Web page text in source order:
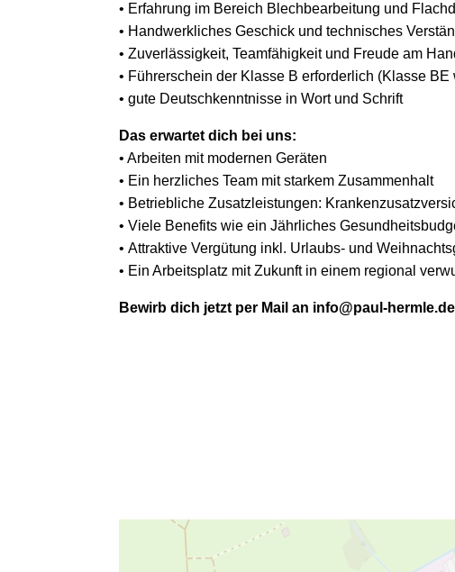
• Erfahrung im Bereich Blechbearbeitung und
• Handwerkliches Geschick und technisches
• Zuverlässigkeit, Teamfähigkeit und Freude am
• Führerschein der Klasse B erforderlich (Klasse
• gute Deutschkenntnisse in Wort und Schrift
Das erwartet dich bei uns:
• Arbeiten mit modernen Geräten
• Ein herzliches Team mit starkem Zusammenhalt
• Betriebliche Zusatzleistungen:
• Viele Benefits wie ein Jährliches
• Attraktive Vergütung inkl. Urlaubs- und
• Ein Arbeitsplatz mit Zukunft in einem regional
Bewirb dich jetzt per Mail an info@paul-hermle.de